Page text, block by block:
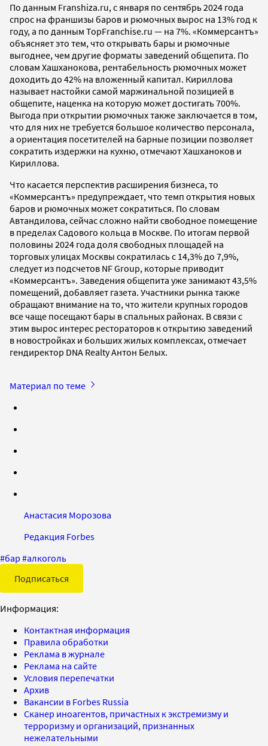
По данным Franshiza.ru, с января по сентябрь 2024 года
спрос на франшизы баров и рюмочных вырос на 13% год к
году, а по данным TopFranchise.ru — на 7%. «Коммерсантъ»
объясняет это тем, что открывать бары и рюмочные
выгоднее, чем другие форматы заведений общепита. По
словам Хашханокова, рентабельность рюмочных может
доходить до 42% на вложенный капитал. Кириллова
называет настойки самой маржинальной позицией в
общепите, наценка на которую может достигать 700%.
Выгода при открытии рюмочных также заключается в том,
что для них не требуется большое количество персонала,
а ориентация посетителей на барные позиции позволяет
сократить издержки на кухню, отмечают Хашханоков и
Кириллова.
Что касается перспектив расширения бизнеса, то
«Коммерсантъ» предупреждает, что темп открытия новых
баров и рюмочных может сократиться. По словам
Автандилова, сейчас сложно найти свободное помещение
в пределах Садового кольца в Москве. По итогам первой
половины 2024 года доля свободных площадей на
торговых улицах Москвы сократилась с 14,3% до 7,9%,
следует из подсчетов NF Group, которые приводит
«Коммерсантъ». Заведения общепита уже занимают 43,5%
помещений, добавляет газета. Участники рынка также
обращают внимание на то, что жители крупных городов
все чаще посещают бары в спальных районах. В связи с
этим вырос интерес рестораторов к открытию заведений
в новостройках и больших жилых комплексах, отмечает
гендиректор DNA Realty Антон Белых.
Материал по теме
Анастасия Морозова
Редакция Forbes
#бар #алкоголь
Подписаться
Информация:
Контактная информация
Правила обработки
Реклама в журнале
Реклама на сайте
Условия перепечатки
Архив
Вакансии в Forbes Russia
Сканер иноагентов, причастных к экстремизму и
терроризму и организаций, признанных
нежелательными